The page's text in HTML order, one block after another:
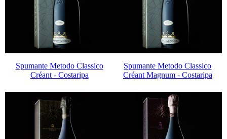
Spumante Metodo Classico
Créant - Costaripa
Spumante Metodo Classico
Créant Magnum - Costaripa